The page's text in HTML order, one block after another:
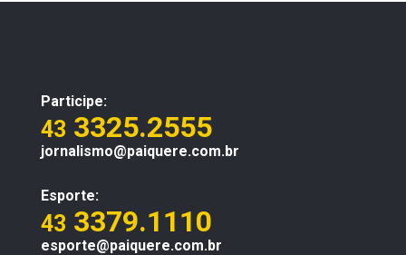
Participe:
43 3325.2555
jornalismo@paiquere.com.br
Esporte:
43 3379.1110
esporte@paiquere.com.br